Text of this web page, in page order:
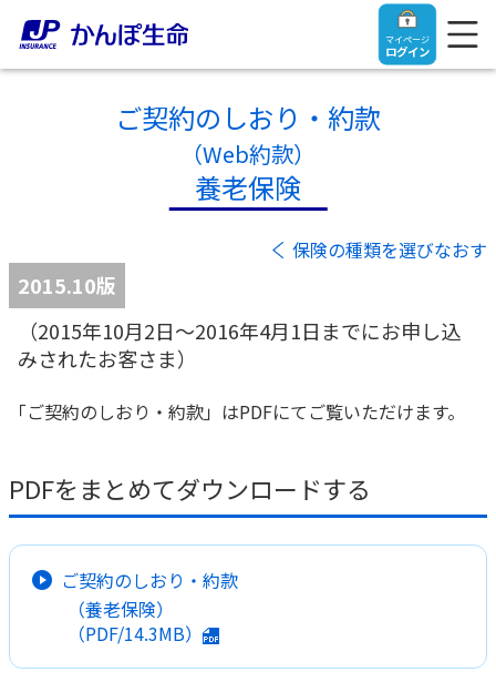
マイページ
ログイン
ご契約者さま
ご契約者さま
お手続き一覧
保険をご検討中のお客さま
保険をご検討中のお客さま
終身保険
養老保険
定期保険
学資保険
法人のお客さま
ちら
目的から探す
お役立ち情報
かんぽ生命の団体取扱い
かんぽのLifeサポートナビ
かんぽ生命について
よくあるご質問
お問い合わせ
ご契約のしおり・約款
（Web約款）
養老保険
保険の種類を選びなおす
2015.10版
（2015年10月2日～2016年4月1日までにお申し込
みされたお客さま）
「ご契約のしおり・約款」はPDFにてご覧いただけます。
PDFをまとめてダウンロードする
ご契約のしおり・約款
（養老保険）
（PDF/14.3MB）